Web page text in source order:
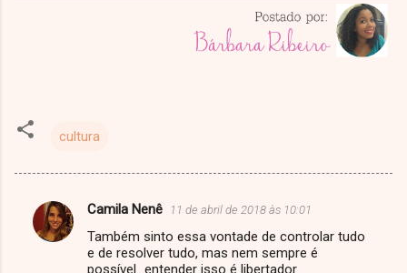
cultura
C
o
Camila Nenê 11 de abril de 2018 às 10:01
Também sinto essa vontade de controlar tudo
e de resolver tudo, mas nem sempre é
possível...entender isso é libertador.